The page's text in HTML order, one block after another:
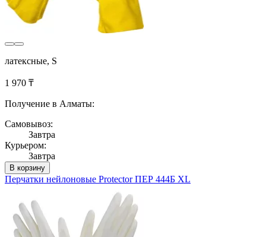
латексные, S
1 970 ₸
Получение в Алматы:
Самовывоз:
Завтра
Курьером:
Завтра
В корзину
Перчатки нейлоновые Protector ПЕР 444Б XL